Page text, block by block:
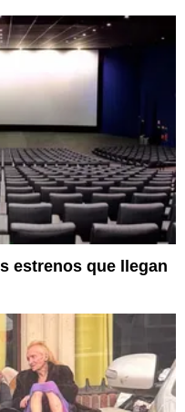
estrenos que llegan